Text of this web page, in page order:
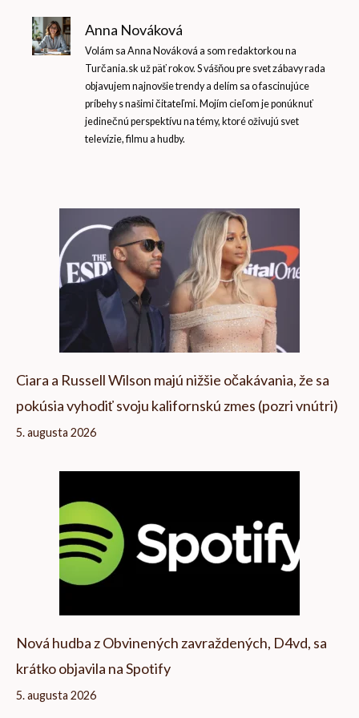
Anna Nováková
Volám sa Anna Nováková a som redaktorkou na
Turčania.sk už päť rokov. S vášňou pre svet zábavy rada
objavujem najnovšie trendy a delím sa o fascinujúce
príbehy s našimi čitateľmi. Mojím cieľom je ponúknuť
jedinečnú perspektívu na témy, ktoré oživujú svet
televízie, filmu a hudby.
Ciara a Russell Wilson majú nižšie očakávania, že sa
pokúsia vyhodiť svoju kalifornskú zmes (pozri vnútri)
5. augusta 2026
Nová hudba z Obvinených zavraždených, D4vd, sa
krátko objavila na Spotify
5. augusta 2026